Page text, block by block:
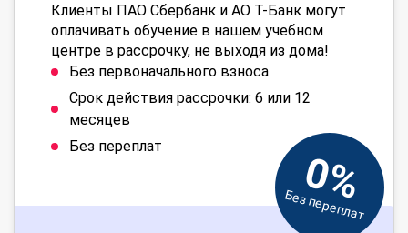
Клиенты ПАО Сбербанк и АО Т-Банк могут
оплачивать обучение в нашем учебном
центре в рассрочку, не выходя из дома!
Без первоначального взноса
Срок действия рассрочки: 6 или 12
месяцев
Без переплат
0%
Без переплат